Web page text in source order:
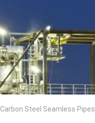
Carbon Steel Seamless Pipes